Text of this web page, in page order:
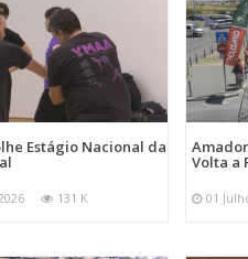
Estágio Nacional da
131 K
Volta a
01